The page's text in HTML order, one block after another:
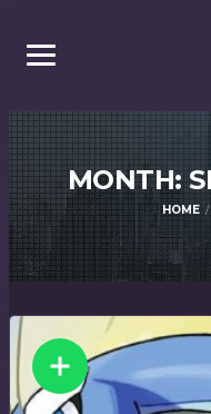
MONTH:
HOME